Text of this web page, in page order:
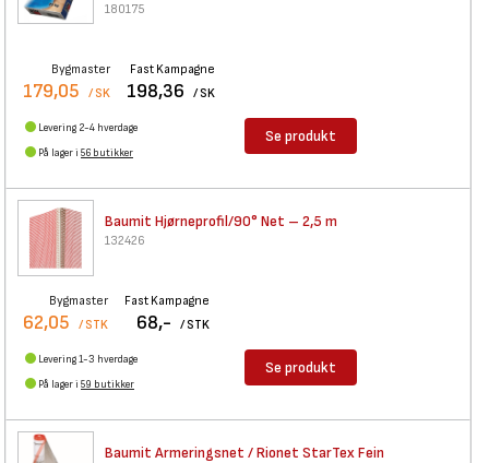
180175
Bygmaster
179,05 / SK
Fast Kampagne
198,36 / SK
Levering 2-4 hverdage
På lager i 56 butikker
Se produkt
Baumit Hjørneprofil/90° Net – 2,5 m
132426
Bygmaster
62,05 / STK
Fast Kampagne
68,- / STK
Levering 1-3 hverdage
På lager i 59 butikker
Se produkt
Baumit Armeringsnet / Rionet StarTex Fein